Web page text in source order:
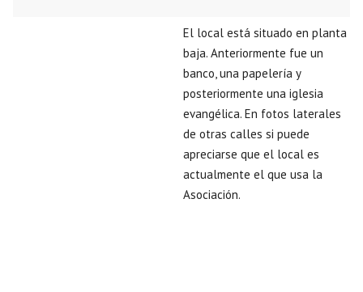
El local está situado en planta
baja. Anteriormente fue un
banco, una papelería y
posteriormente una iglesia
evangélica. En fotos laterales
de otras calles si puede
apreciarse que el local es
actualmente el que usa la
Asociación.